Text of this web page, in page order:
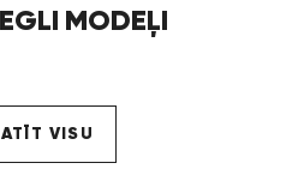
MODEĻI
VISU